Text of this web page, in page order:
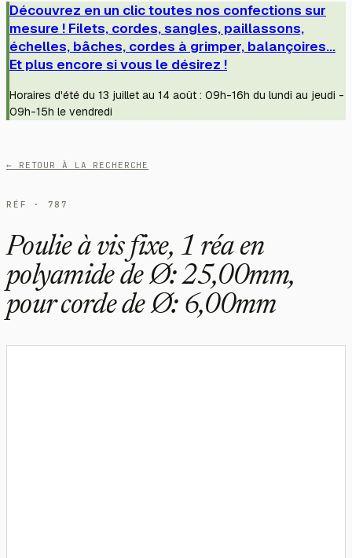
Découvrez en un clic toutes nos confections sur
mesure ! Filets, cordes, sangles, paillassons,
échelles, bâches, cordes à grimper, balançoires...
Et plus encore si vous le désirez !
Horaires d'été du 13 juillet au 14 août : 09h-16h du lundi au jeudi -
09h-15h le vendredi
← RETOUR À LA RECHERCHE
RÉF · 787
Poulie à vis fixe, 1 réa en
polyamide de Ø: 25,00mm,
pour corde de Ø: 6,00mm